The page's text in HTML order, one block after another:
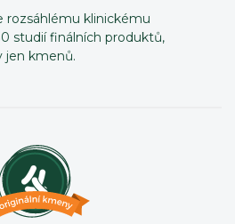
rozsáhlému klinickému
studií finálních produktů,
jen kmenů.